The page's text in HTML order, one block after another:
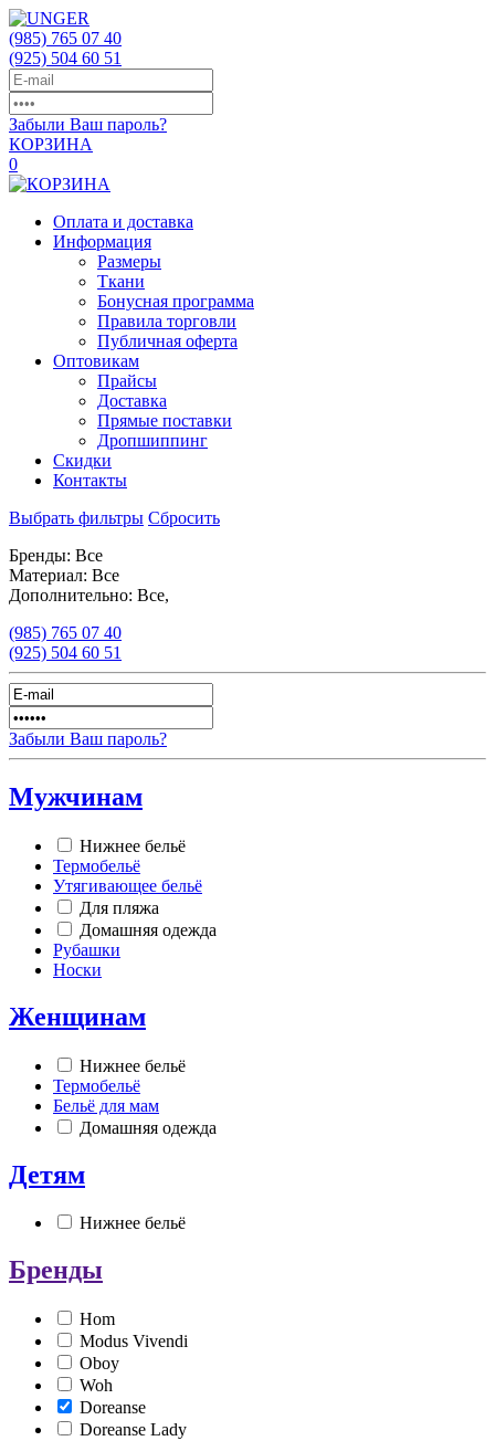
(985) 765 07 40
(925) 504 60 51
Забыли Ваш пароль?
КОРЗИНА
0
Оплата и доставка
Информация
Размеры
Ткани
Бонусная программа
Правила торговли
Публичная оферта
Оптовикам
Прайсы
Доставка
Прямые поставки
Дропшиппинг
Скидки
Контакты
Выбрать фильтры Сбросить
Бренды: Все
Материал: Все
Дополнительно: Все,
(985) 765 07 40
(925) 504 60 51
Забыли Ваш пароль?
Мужчинам
Нижнее бельё
Термобельё
Утягивающее бельё
Для пляжа
Домашняя одежда
Рубашки
Носки
Женщинам
Нижнее бельё
Термобельё
Бельё для мам
Домашняя одежда
Детям
Нижнее бельё
Бренды
Hom
Modus Vivendi
Oboy
Woh
Doreanse
Doreanse Lady